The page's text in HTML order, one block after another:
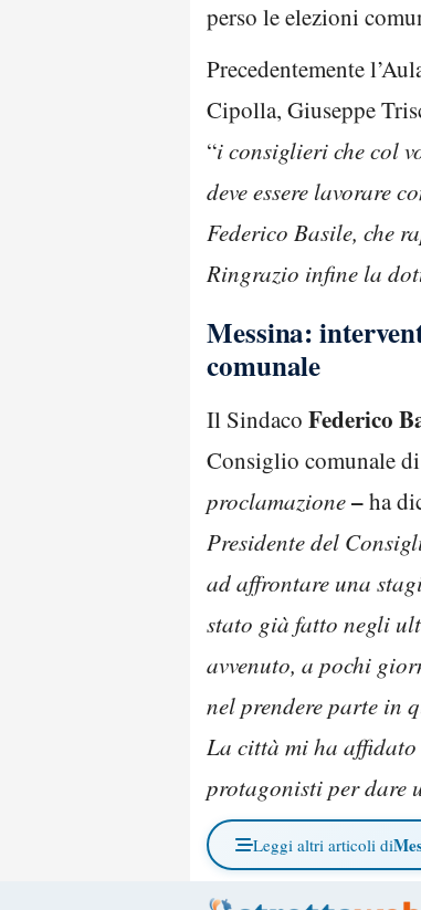
perso le elezioni
Precedentemente
Cipolla, Giuseppe
“i consiglieri che col
deve essere lavorare
Federico Basile, che
Ringrazio infine la
Messina:
comunale
Il Sindaco Federico
Consiglio comunale di
proclamazione–ha
Presidente del
ad affrontare una
stato già fatto negli
avvenuto, a pochi
nel prendere parte in
La città mi ha
protagonisti per dare
Leggi altri articoli di